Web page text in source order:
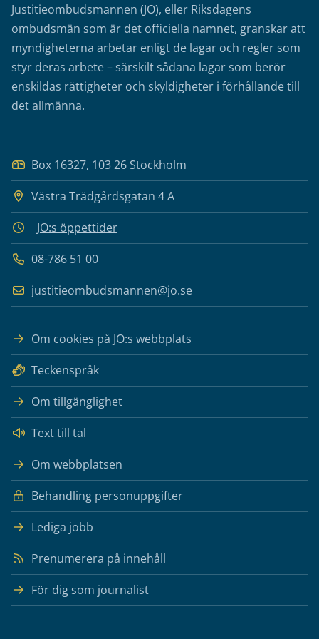
Justitieombudsmannen (JO), eller Riksdagens
ombudsmän som är det officiella namnet, granskar att
myndigheterna arbetar enligt de lagar och regler som
styr deras arbete – särskilt sådana lagar som berör
enskildas rättigheter och skyldigheter i förhållande till
det allmänna.
Box 16327, 103 26 Stockholm
Västra Trädgårdsgatan 4 A
JO:s öppettider
08-786 51 00
justitieombudsmannen@jo.se
Om cookies på JO:s webbplats
Teckenspråk
Om tillgänglighet
Text till tal
Om webbplatsen
Behandling personuppgifter
Lediga jobb
Prenumerera på innehåll
För dig som journalist